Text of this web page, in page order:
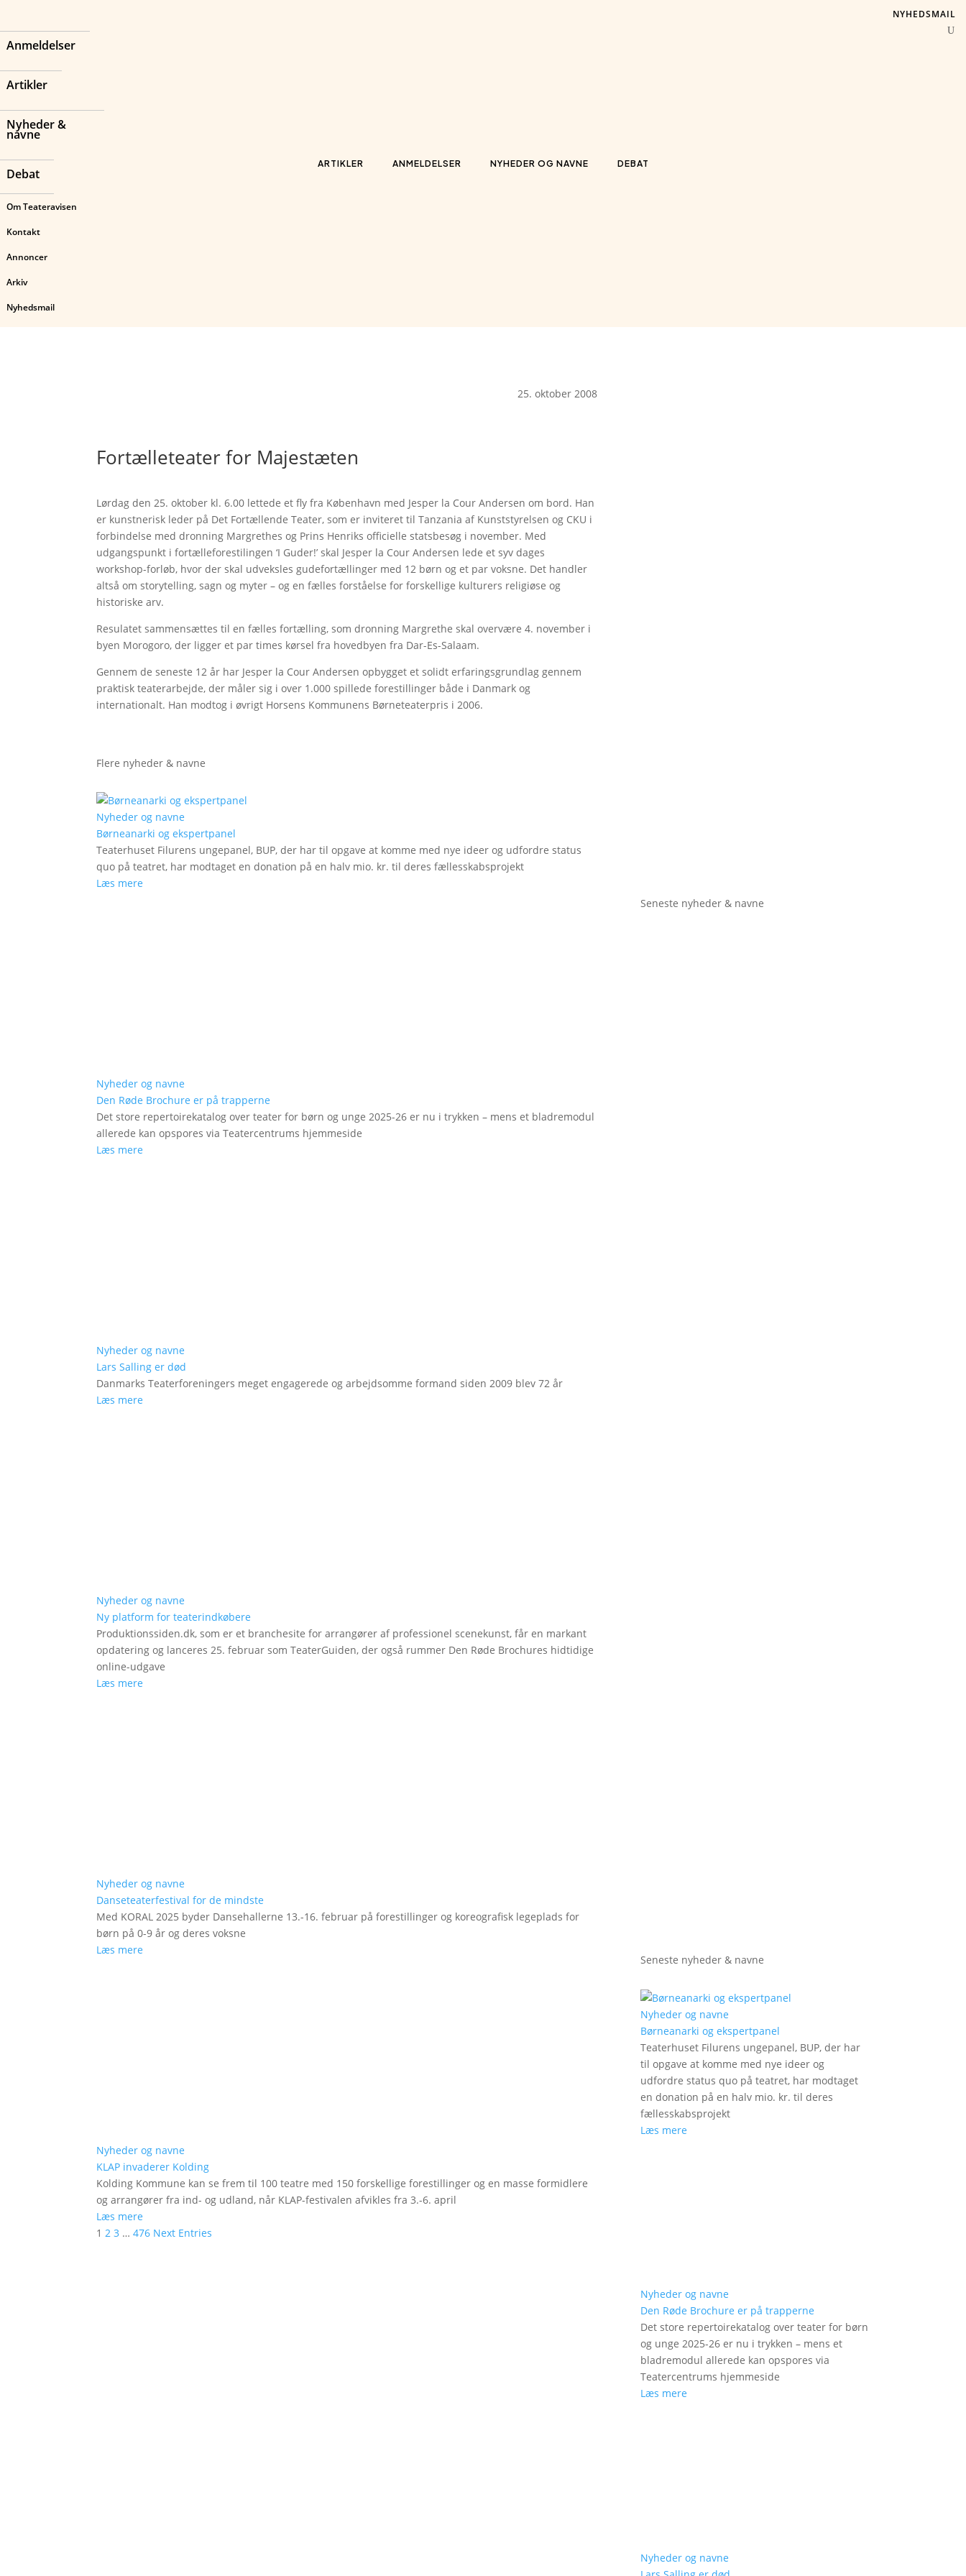
Anmeldelser
Artikler
Nyheder &
navne
Debat
Om Teateravisen
Kontakt
Annoncer
Arkiv
Nyhedsmail
ARTIKLER ANMELDELSER NYHEDER OG NAVNE DEBAT
NYHEDSMAIL
25. oktober 2008
Fortælleteater for Majestæten
Lørdag den 25. oktober kl. 6.00 lettede et fly fra København med Jesper la Cour Andersen om bord. Han
er kunstnerisk leder på Det Fortællende Teater, som er inviteret til Tanzania af Kunststyrelsen og CKU i
forbindelse med dronning Margrethes og Prins Henriks officielle statsbesøg i november. Med
udgangspunkt i fortælleforestilingen ‘I Guder!’ skal Jesper la Cour Andersen lede et syv dages
workshop-forløb, hvor der skal udveksles gudefortællinger med 12 børn og et par voksne. Det handler
altså om storytelling, sagn og myter – og en fælles forståelse for forskellige kulturers religiøse og
historiske arv.
Resulatet sammensættes til en fælles fortælling, som dronning Margrethe skal overvære 4. november i
byen Morogoro, der ligger et par times kørsel fra hovedbyen fra Dar-Es-Salaam.
Gennem de seneste 12 år har Jesper la Cour Andersen opbygget et solidt erfaringsgrundlag gennem
praktisk teaterarbejde, der måler sig i over 1.000 spillede forestillinger både i Danmark og
internationalt. Han modtog i øvrigt Horsens Kommunens Børneteaterpris i 2006.
Flere nyheder & navne
Nyheder og navne
Børneanarki og ekspertpanel
Teaterhuset Filurens ungepanel, BUP, der har til opgave at komme med nye ideer og udfordre status
quo på teatret, har modtaget en donation på en halv mio. kr. til deres fællesskabsprojekt
Læs mere
Nyheder og navne
Den Røde Brochure er på trapperne
Det store repertoirekatalog over teater for børn og unge 2025-26 er nu i trykken – mens et bladremodul
allerede kan opspores via Teatercentrums hjemmeside
Læs mere
Nyheder og navne
Lars Salling er død
Danmarks Teaterforeningers meget engagerede og arbejdsomme formand siden 2009 blev 72 år
Læs mere
Nyheder og navne
Ny platform for teaterindkøbere
Produktionssiden.dk, som er et branchesite for arrangører af professionel scenekunst, får en markant
opdatering og lanceres 25. februar som TeaterGuiden, der også rummer Den Røde Brochures hidtidige
online-udgave
Læs mere
Nyheder og navne
Danseteaterfestival for de mindste
Med KORAL 2025 byder Dansehallerne 13.-16. februar på forestillinger og koreografisk legeplads for
børn på 0-9 år og deres voksne
Læs mere
Nyheder og navne
KLAP invaderer Kolding
Kolding Kommune kan se frem til 100 teatre med 150 forskellige forestillinger og en masse formidlere
og arrangører fra ind- og udland, når KLAP-festivalen afvikles fra 3.-6. april
Læs mere
1 2 3 … 476 Next Entries
Seneste nyheder & navne
Seneste nyheder & navne
Nyheder og navne
Børneanarki og ekspertpanel
Teaterhuset Filurens ungepanel, BUP, der har
til opgave at komme med nye ideer og
udfordre status quo på teatret, har modtaget
en donation på en halv mio. kr. til deres
fællesskabsprojekt
Læs mere
Nyheder og navne
Den Røde Brochure er på trapperne
Det store repertoirekatalog over teater for børn
og unge 2025-26 er nu i trykken – mens et
bladremodul allerede kan opspores via
Teatercentrums hjemmeside
Læs mere
Nyheder og navne